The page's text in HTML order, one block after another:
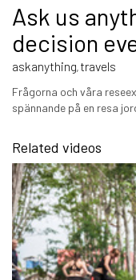
Ask us
decision
askanything, travels
Frågorna och våra
spännande på en resa
Related videos